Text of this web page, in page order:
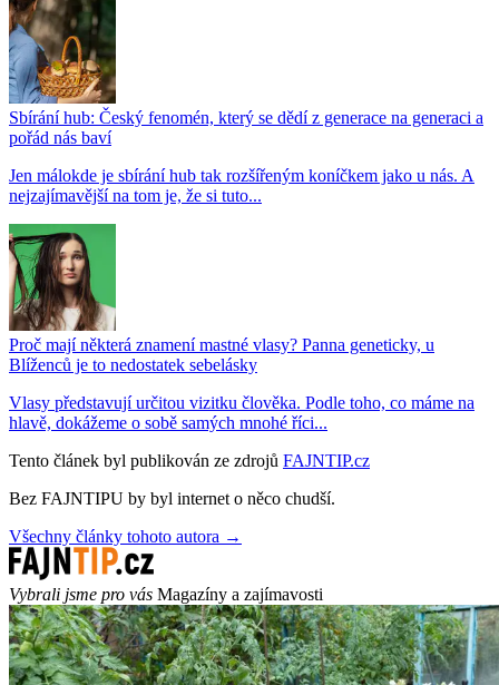
Sbírání hub: Český fenomén, který se dědí z generace na generaci a
pořád nás baví
Jen málokde je sbírání hub tak rozšířeným koníčkem jako u nás. A
nejzajímavější na tom je, že si tuto...
Proč mají některá znamení mastné vlasy? Panna geneticky, u
Blíženců je to nedostatek sebelásky
Vlasy představují určitou vizitku člověka. Podle toho, co máme na
hlavě, dokážeme o sobě samých mnohé říci...
Tento článek byl publikován ze zdrojů FAJNTIP.cz
Bez FAJNTIPU by byl internet o něco chudší.
Všechny články tohoto autora →
Vybrali jsme pro vás Magazíny a zajímavosti